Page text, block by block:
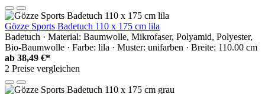
Gözze Sports Badetuch 110 x 175 cm lila
Badetuch · Material: Baumwolle, Mikrofaser, Polyamid, Polyester,
Bio-Baumwolle · Farbe: lila · Muster: unifarben · Breite: 110.00 cm
ab 38,49 €*
2 Preise vergleichen